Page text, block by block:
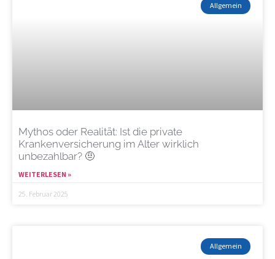
Allgemein
Mythos oder Realität: Ist die private
Krankenversicherung im Alter wirklich
unbezahlbar? 🤨
WEITERLESEN »
25. Februar 2025
Allgemein